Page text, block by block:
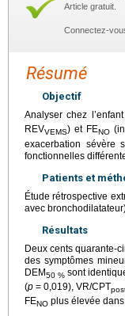
Article gratuit.
Connectez-
Résumé
Objectif
Analyser chez
REVVEMS) et FENO
exacerbation sévère
fonctionnelles
Patients et
Étude rétrospective
avec
Résultats
Deux cents quarante-
des symptômes
DEM50 % sont
(p = 0,019), VR/CPT
FENO plus élevée